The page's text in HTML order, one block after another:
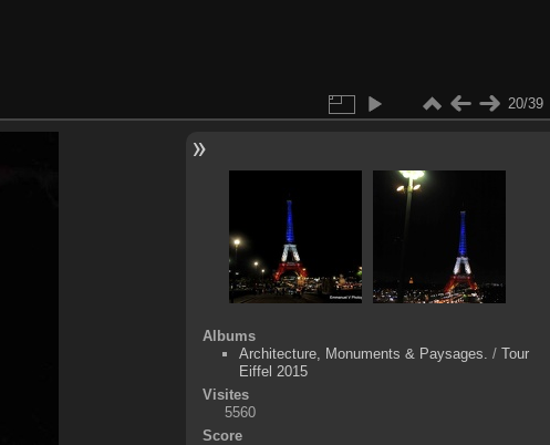
20/39
Albums
Architecture, Monuments & Paysages. / Tour
Eiffel 2015
Visites
5560
Score